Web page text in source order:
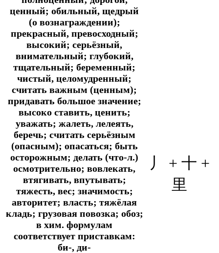
ценный; обильный, щедрый
(о вознаграждении);
прекрасный, превосходный;
высокий; серьёзный,
внимательный; глубокий,
тщательный; беременный;
чистый, целомудренный;
считать важным (ценным);
придавать большое значение;
высоко ставить, ценить;
уважать; жалеть, лелеять,
беречь; считать серьёзным
(опасным); опасаться; быть
осторожным; делать (что-л.)
осмотрительно; вовлекать,
втягивать, впутывать;
тяжесть, вес; значимость;
авторитет; власть; тяжёлая
кладь; грузовая повозка; обоз;
в хим. формулам
соответствует приставкам:
би-, ди-
丿 + 十 +
里